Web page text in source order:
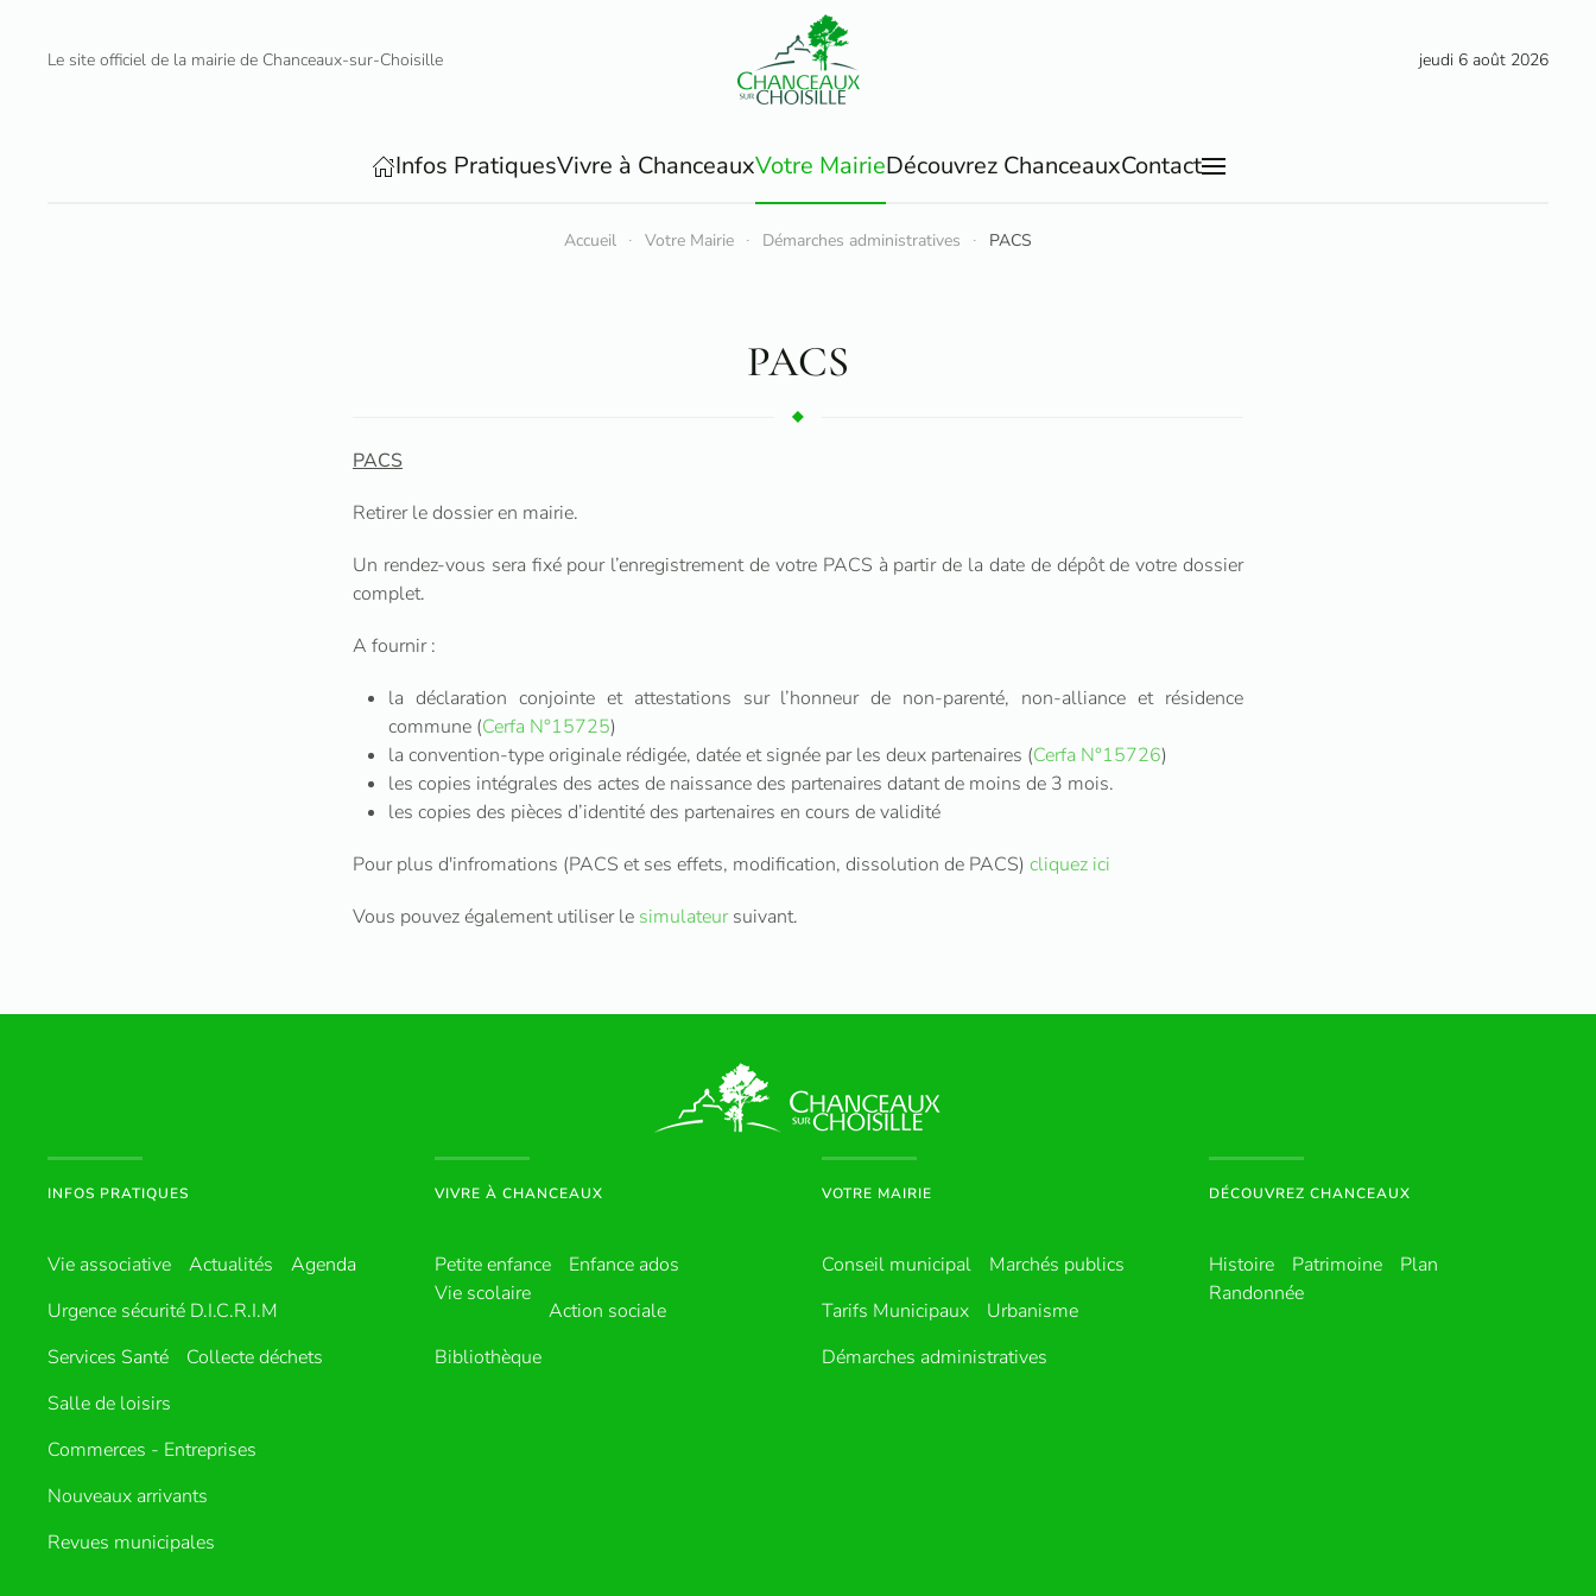
Accéder au contenu principal
Le site officiel de la mairie de Chanceaux-sur-Choisille jeudi 6 août 2026
Infos PratiquesVivre à ChanceauxVotre MairieDécouvrez ChanceauxContact
Accueil Votre Mairie Démarches administratives PACS
PACS
PACS
Retirer le dossier en mairie.
Un rendez-vous sera fixé pour l’enregistrement de votre PACS à partir de la date de dépôt de votre dossier
complet.
A fournir :
la déclaration conjointe et attestations sur l’honneur de non-parenté, non-alliance et résidence
commune (Cerfa N°15725)
la convention-type originale rédigée, datée et signée par les deux partenaires (Cerfa N°15726)
les copies intégrales des actes de naissance des partenaires datant de moins de 3 mois.
les copies des pièces d’identité des partenaires en cours de validité
Pour plus d'infromations (PACS et ses effets, modification, dissolution de PACS) cliquez ici
Vous pouvez également utiliser le simulateursuivant.
INFOS PRATIQUES
Vie associative Actualités
Agenda
Urgence sécurité D.I.C.R.I.M
Services Santé
Collecte déchets
Salle de loisirs
Commerces - Entreprises
Nouveaux arrivants
Revues municipales
VIVRE À CHANCEAUX
Petite enfance
Enfance ados
Vie scolaire
Action sociale
Bibliothèque
VOTRE MAIRIE
Conseil municipal
Marchés publics
Tarifs Municipaux
Urbanisme
Démarches administratives
DÉCOUVREZ CHANCEAUX
Histoire Patrimoine
Plan
Randonnée